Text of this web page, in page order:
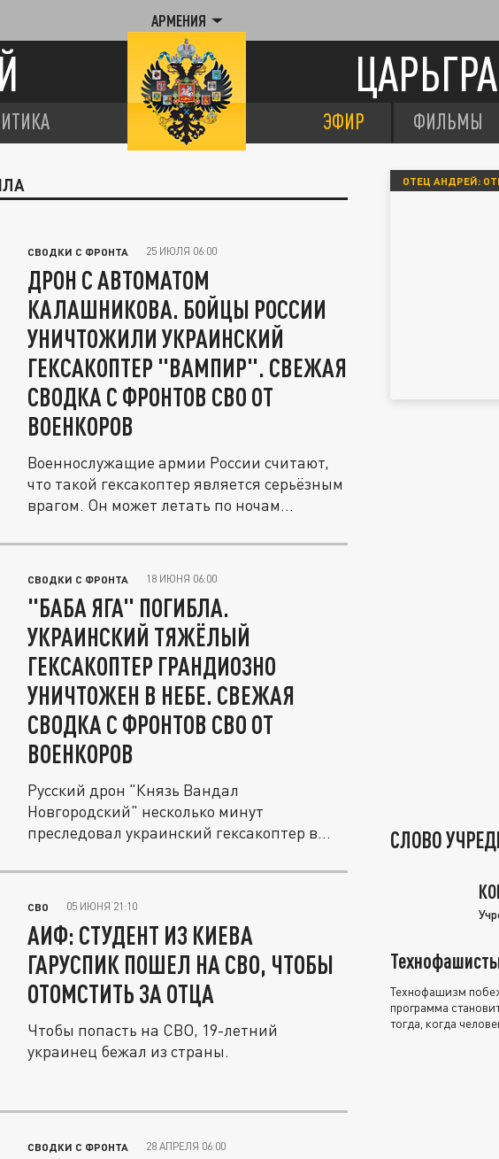
АРМЕНИЯ
ЭФИР ФИЛЬМЫ
СВОДКИ С ФРОНТА 25 ИЮЛЯ 06:00
ДРОН С АВТОМАТОМ
КАЛАШНИКОВА. БОЙЦЫ РОССИИ
УНИЧТОЖИЛИ УКРАИНСКИЙ
ГЕКСАКОПТЕР "ВАМПИР". СВЕЖАЯ
СВОДКА С ФРОНТОВ СВО ОТ
ВОЕНКОРОВ
Военнослужащие армии России считают,
что такой гексакоптер является серьёзным
врагом. Он может летать по ночам...
СВОДКИ С ФРОНТА 18 ИЮНЯ 06:00
"БАБА ЯГА" ПОГИБЛА.
УКРАИНСКИЙ ТЯЖЁЛЫЙ
ГЕКСАКОПТЕР ГРАНДИОЗНО
УНИЧТОЖЕН В НЕБЕ. СВЕЖАЯ
СВОДКА С ФРОНТОВ СВО ОТ
ВОЕНКОРОВ
Русский дрон "Князь Вандал
Новгородский" несколько минут
преследовал украинский гексакоптер в
СВО 05 ИЮНЯ 21:10
АИФ: СТУДЕНТ ИЗ КИЕВА
ГАРУСПИК ПОШЕЛ НА СВО, ЧТОБЫ
ОТОМСТИТЬ ЗА ОТЦА
Чтобы попасть на СВО, 19-летний
украинец бежал из страны.
СВОДКИ С ФРОНТА 28 АПРЕЛЯ 06:00
ОТЕЦ АНДРЕЙ:
СЛОВО
Технофашизм
программа
тогда, когда